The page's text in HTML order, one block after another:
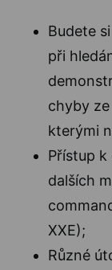
Budete
při
chyby ze
kterými
Přístup k
dalších
XXE);
Různé